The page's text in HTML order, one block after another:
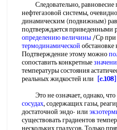
Следовательно, равновесие
нефтегазовой системы,
динамическим (подвижным)
подтверждается приведенными
определению величины /Ср при
термодинамической обстановке
Подтверждение этому можно
сопоставить конкретные
температуры состояния
реальных жидкостей или
[c.108]
Это не означает, однако, что
сосудах, содержащих газы,
достаточной эндо- или
существовать градиентов
нескольких градусов. Только